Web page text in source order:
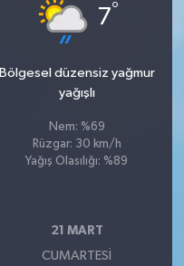
7°
Bölgesel düzensiz yağmur
yağışlı
Nem: %69
Rüzgar: 30 km/h
Yağış Olasılığı: %89
21 MART
CUMARTESI